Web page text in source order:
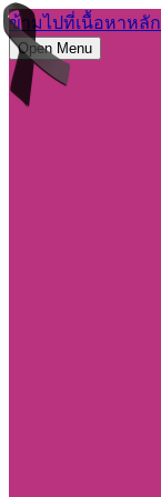
ข้ามไปที่เนื้อหาหลัก
Open Menu